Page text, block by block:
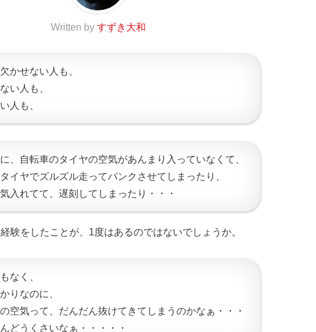
Written by すずき大和
かせない人も、
い人も、
人も、
、自転車のタイヤの空気があんまり入っていなくて、
イヤでズルズル走ってパンクさせてしまったり、
入れてて、遅刻してしまったり・・・
験をしたことが、1度はあるのではないでしょうか。
なく、
りなのに、
空気って、だんだん抜けてきてしまうのかなぁ・・・
どうくさいなぁ・・・・・